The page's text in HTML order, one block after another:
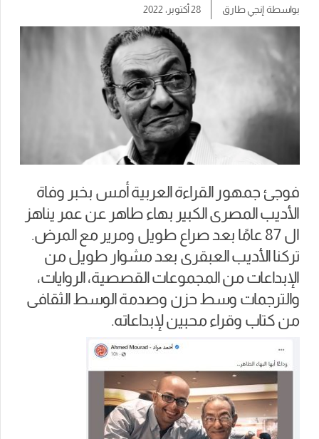
بواسطةإنجي طارق 28 أكتوبر، 2022
فوجئ جمهور القراءة العربية أمس بخبر وفاة
الأديب المصرى الكبير بهاء طاهر عن عمر يناهز
ال 87 عامًا بعد صراع طويل ومرير مع المرض.
تركنا الأديب العبقرى بعد مشوار طويل من
الإبداعات من المجموعات القصصية، الروايات،
والترجمات وسط حزن وصدمة الوسط الثقافى
من كتاب وقراء محبين لإبداعاته.